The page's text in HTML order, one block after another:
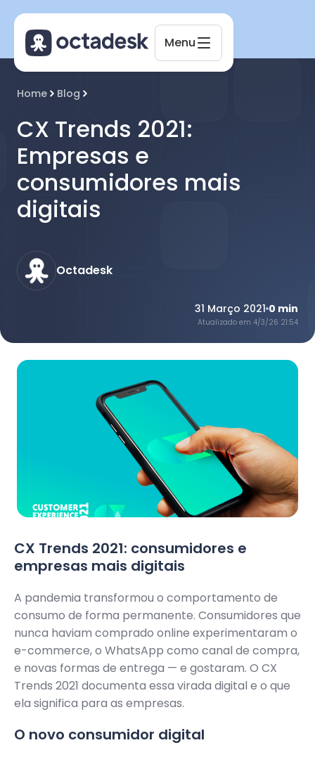
Menu
Home Blog
CX Trends 2021:
Empresas e
consumidores mais
digitais
Octadesk
31 Março 2021 0 min
Atualizado em 4/3/26 21:54
CX Trends 2021: consumidores e
empresas mais digitais
A pandemia transformou o comportamento de
consumo de forma permanente. Consumidores que
nunca haviam comprado online experimentaram o
e-commerce, o WhatsApp como canal de compra,
e novas formas de entrega — e gostaram. O CX
Trends 2021 documenta essa virada digital e o que
ela significa para as empresas.
O novo consumidor digital
Octadesk
Online agora